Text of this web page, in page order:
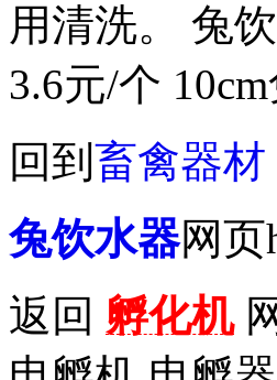
用清洗。 兔
3.6元/个
回到 畜禽器材
兔饮水器网页
返回 孵化机